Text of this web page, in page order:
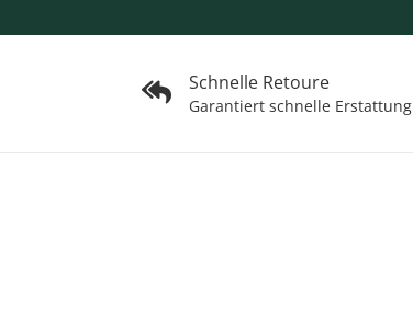
Schnelle Retoure
Garantiert schnelle Erstattung